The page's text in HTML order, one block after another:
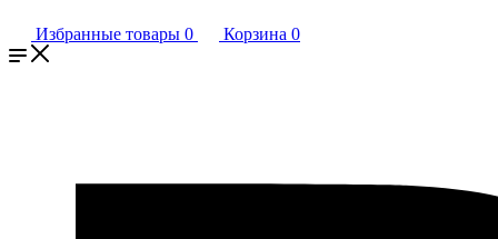
Избранные товары 0 Корзина 0